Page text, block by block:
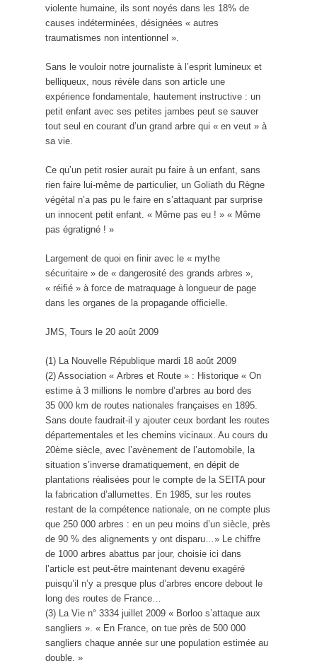
violente humaine, ils sont noyés dans les 18% de
causes indéterminées, désignées « autres
traumatismes non intentionnel ».
Sans le vouloir notre journaliste à l’esprit lumineux et
belliqueux, nous révèle dans son article une
expérience fondamentale, hautement instructive : un
petit enfant avec ses petites jambes peut se sauver
tout seul en courant d’un grand arbre qui « en veut » à
sa vie.
Ce qu’un petit rosier aurait pu faire à un enfant, sans
rien faire lui-même de particulier, un Goliath du Règne
végétal n’a pas pu le faire en s’attaquant par surprise
un innocent petit enfant. « Même pas eu ! » « Même
pas égratigné ! »
Largement de quoi en finir avec le « mythe
sécuritaire » de « dangerosité des grands arbres »,
« réifié » à force de matraquage à longueur de page
dans les organes de la propagande officielle.
JMS, Tours le 20 août 2009
(1) La Nouvelle République mardi 18 août 2009
(2) Association « Arbres et Route » : Historique « On
estime à 3 millions le nombre d’arbres au bord des
35 000 km de routes nationales françaises en 1895.
Sans doute faudrait-il y ajouter ceux bordant les routes
départementales et les chemins vicinaux. Au cours du
20ème siècle, avec l’avènement de l’automobile, la
situation s’inverse dramatiquement, en dépit de
plantations réalisées pour le compte de la SEITA pour
la fabrication d’allumettes. En 1985, sur les routes
restant de la compétence nationale, on ne compte plus
que 250 000 arbres : en un peu moins d’un siècle, près
de 90 % des alignements y ont disparu…» Le chiffre
de 1000 arbres abattus par jour, choisie ici dans
l’article est peut-être maintenant devenu exagéré
puisqu’il n’y a presque plus d’arbres encore debout le
long des routes de France…
(3) La Vie n° 3334 juillet 2009 « Borloo s’attaque aux
sangliers ». « En France, on tue près de 500 000
sangliers chaque année sur une population estimée au
double. »